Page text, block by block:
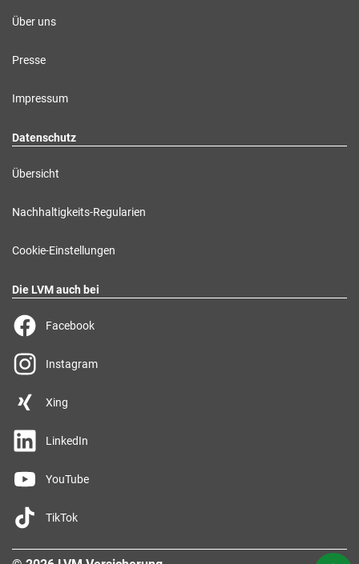
Über uns
Presse
Impressum
Datenschutz
Übersicht
Nachhaltigkeits-Regularien
Cookie-Einstellungen
Die LVM auch bei
Facebook
Instagram
Xing
LinkedIn
YouTube
TikTok